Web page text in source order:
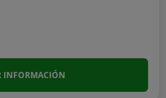
INFORMACIÓN